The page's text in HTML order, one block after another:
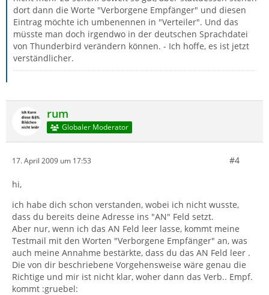
dort dann die Worte "Verborgene Empfänger" und diesen
Eintrag möchte ich umbenennen in "Verteiler". Und das
müsste man doch irgendwo in der deutschen Sprachdatei
von Thunderbird verändern können. - Ich hoffe, es ist jetzt
verständlicher.
rum
Globaler Moderator
17. April 2009 um 17:53 #4
hi,
ich habe dich schon verstanden, wobei ich nicht wusste,
dass du bereits deine Adresse ins "AN" Feld setzt.
Aber nur, wenn ich das AN Feld leer lasse, kommt meine
Testmail mit den Worten "Verborgene Empfänger" an, was
auch meine Annahme bestärkte, dass du das AN Feld leer .
Die von dir beschriebene Vorgehensweise wäre genau die
Richtige und mir ist nicht klar, woher dann das Verb.. Empf.
kommt :gruebel: